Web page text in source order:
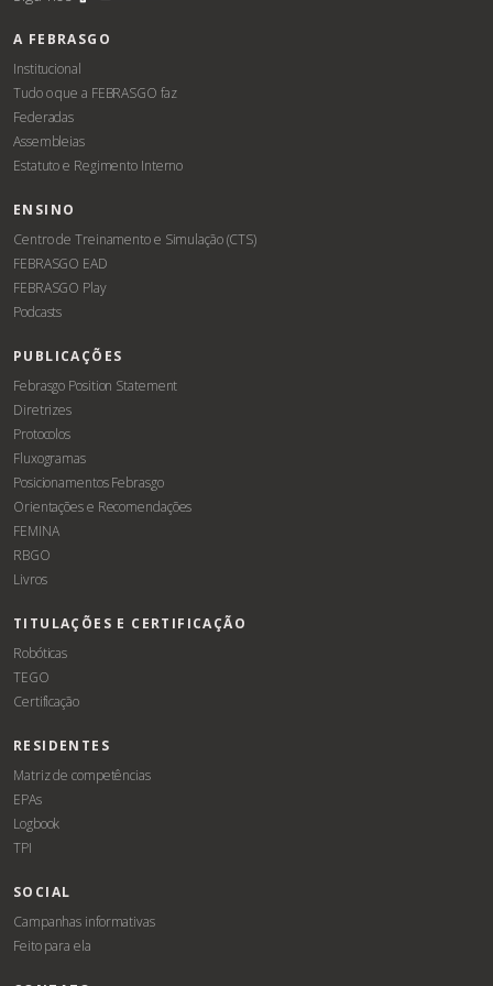
A FEBRASGO
Institucional
Tudo o que a FEBRASGO faz
Federadas
Assembleias
Estatuto e Regimento Interno
ENSINO
Centro de Treinamento e Simulação (CTS)
FEBRASGO EAD
FEBRASGO Play
Podcasts
PUBLICAÇÕES
Febrasgo Position Statement
Diretrizes
Protocolos
Fluxogramas
Posicionamentos Febrasgo
Orientações e Recomendações
FEMINA
RBGO
Livros
TITULAÇÕES E CERTIFICAÇÃO
Robóticas
TEGO
Certificação
RESIDENTES
Matriz de competências
EPAs
Logbook
TPI
SOCIAL
Campanhas informativas
Feito para ela